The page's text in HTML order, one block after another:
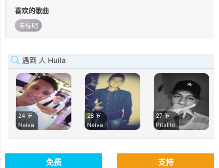
喜欢的歌曲
未标明
遇到 人 Huila
24 岁
Neiva
28 岁
Neiva
27 岁
Pitalito
免费 支持